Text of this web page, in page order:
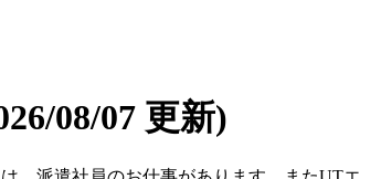
08/07 更新)